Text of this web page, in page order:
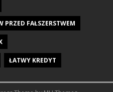
PRZED FAŁSZERSTWEM
ŁATWY KREDYT